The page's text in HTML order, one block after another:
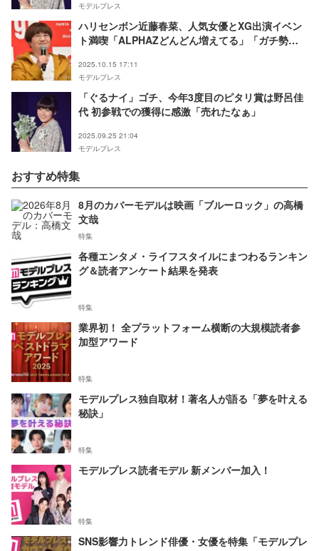
モデルプレス
ハリセンボン近藤春菜、人気女優とXG出演イベン
ト満喫「ALPHAZどんどん増えてる」「ガチ勢感
2025.10.15 17:11
モデルプレス
「ぐるナイ」ゴチ、今年3度目のピタリ賞は野呂佳
代 初参戦での獲得に感激「売れたなぁ」
2025.09.25 21:04
モデルプレス
おすすめ特集
8月のカバーモデルは映画「ブルーロック」の高橋
文哉
特集
各種エンタメ・ライフスタイルにまつわるランキン
グ＆読者アンケート結果を発表
特集
業界初！ 全プラットフォーム横断の大規模読者参
加型アワード
特集
モデルプレス独自取材！著名人が語る「夢を叶える
秘訣」
特集
モデルプレス読者モデル 新メンバー加入！
特集
SNS影響力トレンド俳優・女優を特集「モデルプレ